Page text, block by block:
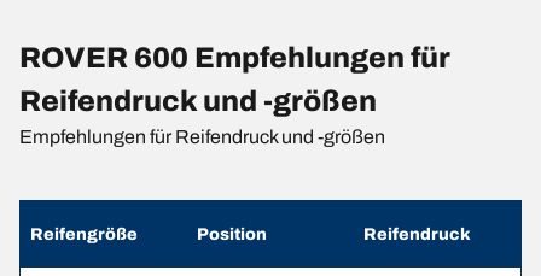
ROVER 600 Empfehlungen für
Reifendruck und -größen
Empfehlungen für Reifendruck und -größen
Reifengröße Position Reifendruck